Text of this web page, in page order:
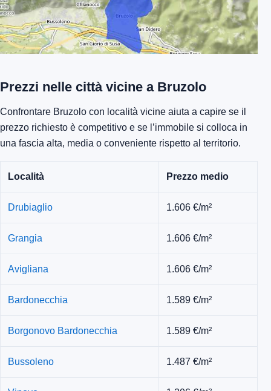
Prezzi nelle città vicine a Bruzolo
Confrontare Bruzolo con località vicine aiuta a capire se il
prezzo richiesto è competitivo e se l’immobile si colloca in
una fascia alta, media o conveniente rispetto al territorio.
Località Prezzo medio
Drubiaglio 1.606 €/m²
Grangia 1.606 €/m²
Avigliana 1.606 €/m²
Bardonecchia 1.589 €/m²
Borgonovo Bardonecchia 1.589 €/m²
Bussoleno 1.487 €/m²